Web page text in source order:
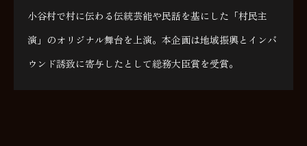
小谷村で村に伝わる伝統芸能や民話を基にした「村民主
演」のオリジナル舞台を上演。本企画は地域振興とインバ
ウンド誘致に寄与したとして総務大臣賞を受賞。